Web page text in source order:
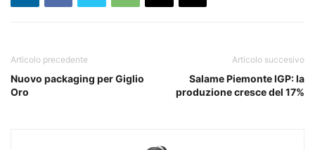
Articolo precedente
Nuovo packaging per Giglio
Oro
Articolo succesivo
Salame Piemonte IGP: la
produzione cresce del 17%